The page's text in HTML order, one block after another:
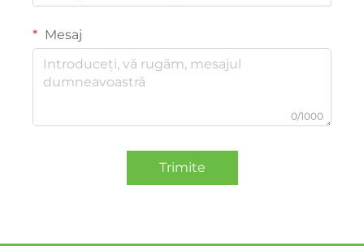
Mesaj
0/1000
Trimite